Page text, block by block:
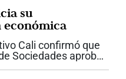
su
Cali confirmó que
Sociedades aprobó
del Club. La